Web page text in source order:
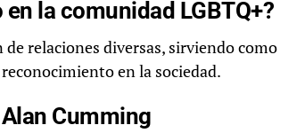
la comunidad LGBTQ+?
relaciones diversas, sirviendo como
en la sociedad.
Cumming